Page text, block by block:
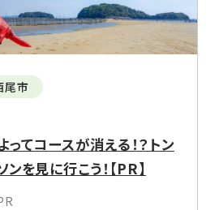
尾市
てコースが消える！？トン
を見に行こう！【PR】